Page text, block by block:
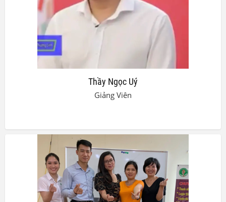
Thầy Ngọc Uý
Giảng Viên